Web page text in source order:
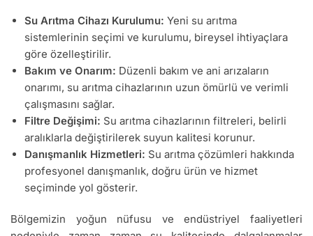
Su Arıtma Cihazı Kurulumu: Yeni su arıtma
sistemlerinin seçimi ve kurulumu, bireysel ihtiyaçlara
göre özelleştirilir.
Bakım ve Onarım: Düzenli bakım ve ani arızaların
onarımı, su arıtma cihazlarının uzun ömürlü ve verimli
çalışmasını sağlar.
Filtre Değişimi: Su arıtma cihazlarının filtreleri, belirli
aralıklarla değiştirilerek suyun kalitesi korunur.
Danışmanlık Hizmetleri: Su arıtma çözümleri hakkında
profesyonel danışmanlık, doğru ürün ve hizmet
seçiminde yol gösterir.
Bölgemizin yoğun nüfusu ve endüstriyel faaliyetleri